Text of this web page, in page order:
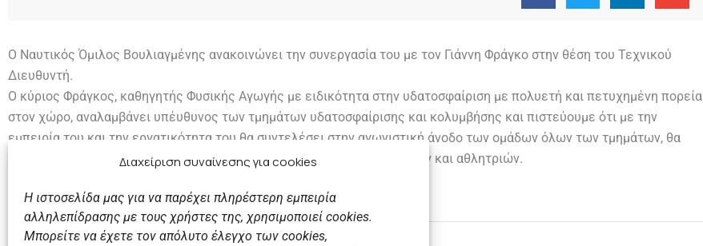
Διαχείριση συναίνεσης για cookies
Η ιστοσελίδα μας για να παρέχει πληρέστερη εμπειρία
αλληλεπίδρασης με τους χρήστες της, χρησιμοποιεί cookies.
Μπορείτε να έχετε τον απόλυτο έλεγχο των cookies,
Ο Ναυτικός Όμιλος Βουλιαγμένης ανακοινώνει την συνεργασία του με τον Γιάννη Φράγκο στην θέση του Τεχνικού
Διευθυντή.
Ο κύριος Φράγκος, καθηγητής Φυσικής Αγωγής με ειδικότητα στην υδατοσφαίριση με πολυετή και πετυχημένη πορεία
στον χώρο, αναλαμβάνει υπέυθυνος των τμημάτων υδατοσφαίρισης και κολυμβήσης και πιστεύουμε ότι με την
εμπειρία του και την εργατικότητα του θα συντελέσει στην αγωνιστική άνοδο των ομάδων όλων των τμημάτων, θα
δώσει μια νέα πνοή στην οργάνωση και κυρίως στην παραγωγή αθλητών και αθλητριών.